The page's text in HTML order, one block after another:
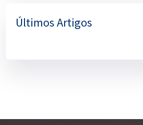
Últimos Artigos